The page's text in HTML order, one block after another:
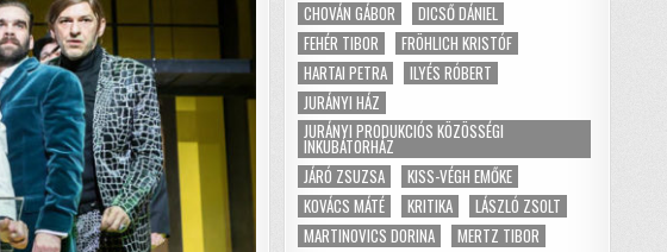
CHOVÁN GÁBOR
DICSŐ DÁNIEL
FEHÉR TIBOR
FRÖHLICH KRISTÓF
HARTAI PETRA
ILYÉS RÓBERT
JURÁNYI HÁZ
JURÁNYI PRODUKCIÓS KÖZÖSSÉGI
INKUBÁTORHÁZ
JÁRÓ ZSUZSA
KISS-VÉGH EMŐKE
KOVÁCS MÁTÉ
KRITIKA
LÁSZLÓ ZSOLT
MARTINOVICS DORINA
MERTZ TIBOR